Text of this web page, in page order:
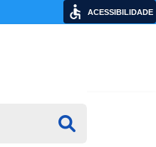
ACESSIBILIDADE